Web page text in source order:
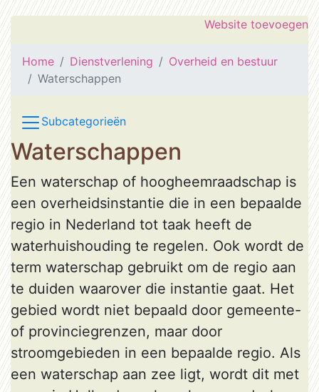
Website toevoegen
Home Dienstverlening
Overheid en bestuur
Waterschappen
Subcategorieën
Waterschappen
Een waterschap of hoogheemraadschap is
een overheidsinstantie die in een bepaalde
regio in Nederland tot taak heeft de
waterhuishouding te regelen. Ook wordt de
term waterschap gebruikt om de regio aan
te duiden waarover die instantie gaat. Het
gebied wordt niet bepaald door gemeente-
of provinciegrenzen, maar door
stroomgebieden in een bepaalde regio. Als
een waterschap aan zee ligt, wordt dit met